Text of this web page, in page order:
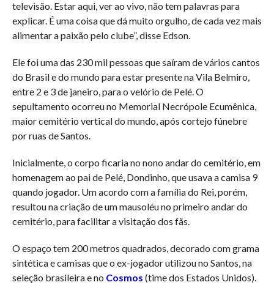
televisão. Estar aqui, ver ao vivo, não tem palavras para
explicar. É uma coisa que dá muito orgulho, de cada vez mais
alimentar a paixão pelo clube”, disse Edson.
Ele foi uma das 230 mil pessoas que saíram de vários cantos
do Brasil e do mundo para estar presente na Vila Belmiro,
entre 2 e 3 de janeiro, para o velório de Pelé. O
sepultamento ocorreu no Memorial Necrópole Ecumênica,
maior cemitério vertical do mundo, após cortejo fúnebre
por ruas de Santos.
Inicialmente, o corpo ficaria no nono andar do cemitério, em
homenagem ao pai de Pelé, Dondinho, que usava a camisa 9
quando jogador. Um acordo com a família do Rei, porém,
resultou na criação de um mausoléu no primeiro andar do
cemitério, para facilitar a visitação dos fãs.
O espaço tem 200 metros quadrados, decorado com grama
sintética e camisas que o ex-jogador utilizou no Santos, na
seleção brasileira e no Cosmos (time dos Estados Unidos).